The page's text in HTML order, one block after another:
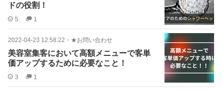
ドの役割！
5 1
2022-04-23 12:58:22 ・ ★お問い合わせ
美容室集客において高額メニューで客単
価アップするために必要なこと！
3 1